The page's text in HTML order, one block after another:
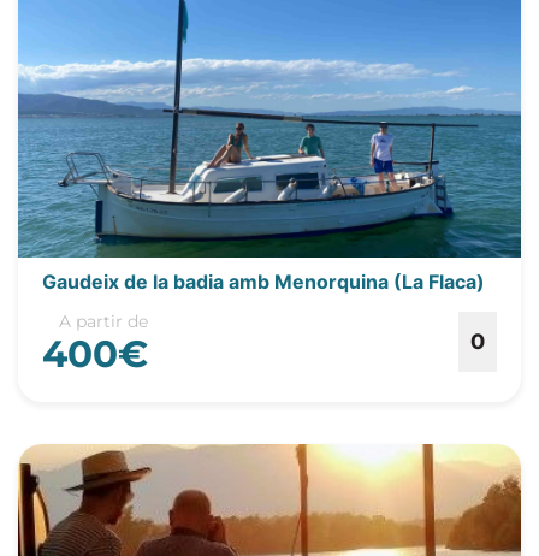
Gaudeix de la badia amb Menorquina (La Flaca)
A partir de
400€ 0